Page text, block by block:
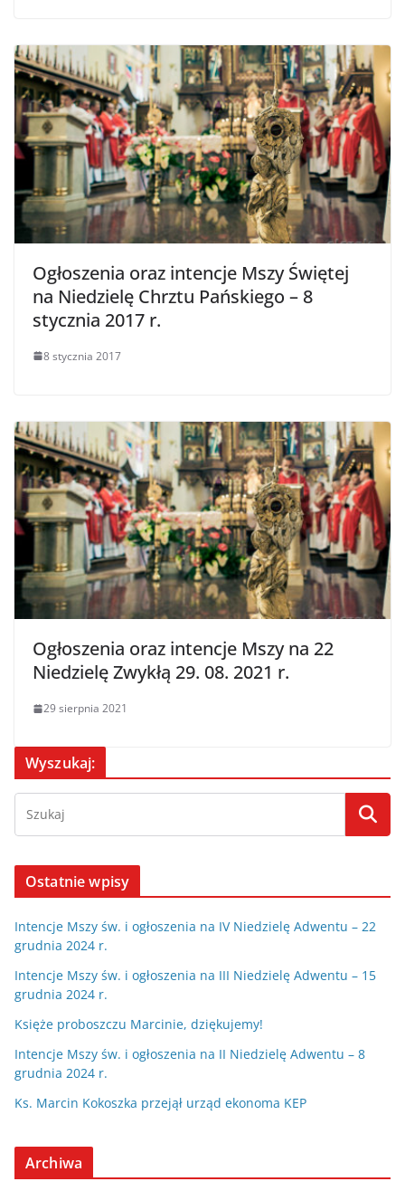
Ogłoszenia oraz intencje Mszy Świętej
na Niedzielę Chrztu Pańskiego – 8
stycznia 2017 r.
8 stycznia 2017
Ogłoszenia oraz intencje Mszy na 22
Niedzielę Zwykłą 29. 08. 2021 r.
29 sierpnia 2021
Wyszukaj:
Ostatnie wpisy
Intencje Mszy św. i ogłoszenia na IV Niedzielę Adwentu – 22
grudnia 2024 r.
Intencje Mszy św. i ogłoszenia na III Niedzielę Adwentu – 15
grudnia 2024 r.
Księże proboszczu Marcinie, dziękujemy!
Intencje Mszy św. i ogłoszenia na II Niedzielę Adwentu – 8
grudnia 2024 r.
Ks. Marcin Kokoszka przejął urząd ekonoma KEP
Archiwa